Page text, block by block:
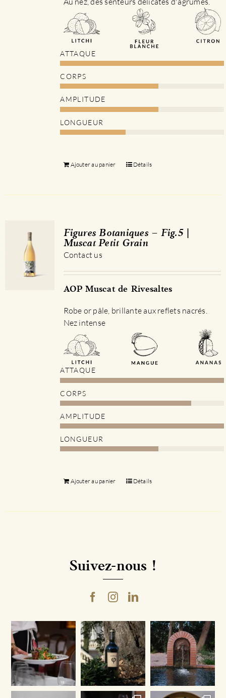
ATTAQUE
CORPS
AMPLITUDE
LONGUEUR
Ajouter au panier Détails
Figures Botaniques – Fig.5 |
Muscat Petit Grain
Contact us
AOP Muscat de Rivesaltes
Robe or pâle, brillante aux reflets nacrés.
Nez intense
ATTAQUE
CORPS
AMPLITUDE
LONGUEUR
Ajouter au panier Détails
Suivez-nous !